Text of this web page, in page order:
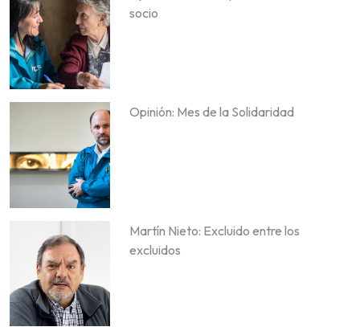
socio
Opinión: Mes de la Solidaridad
Martín Nieto: Excluido entre los
excluidos